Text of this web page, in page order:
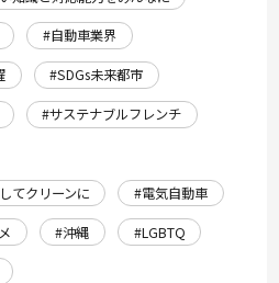
#自動車業界
#SDGs未来都市
#サステナブルフレンチ
てクリーンに
#電気自動車
#沖縄
#LGBTQ